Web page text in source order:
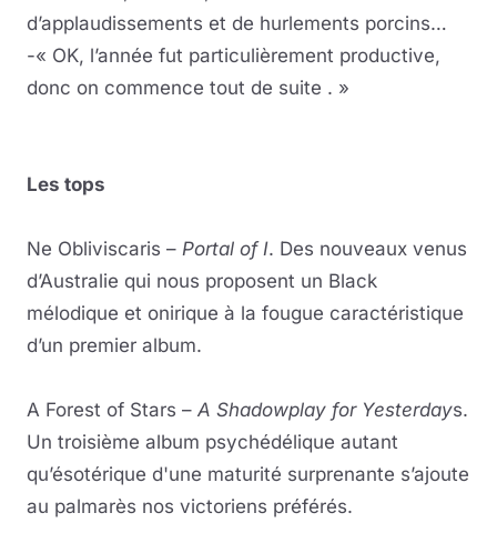
d’applaudissements et de hurlements porcins…
-« OK, l’année fut particulièrement productive,
donc on commence tout de suite . »
Les tops
Ne Obliviscaris – Portal of I. Des nouveaux venus
d’Australie qui nous proposent un Black
mélodique et onirique à la fougue caractéristique
d’un premier album.
A Forest of Stars – A Shadowplay for Yesterdays.
Un troisième album psychédélique autant
qu’ésotérique d'une maturité surprenante s’ajoute
au palmarès nos victoriens préférés.